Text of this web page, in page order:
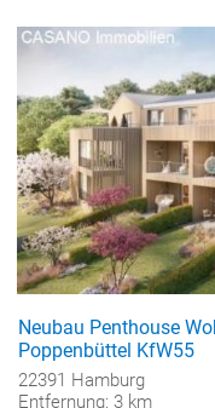
Neubau Penthouse
Poppenbüttel KfW55
22391 Hamburg
Entfernung: 3 km